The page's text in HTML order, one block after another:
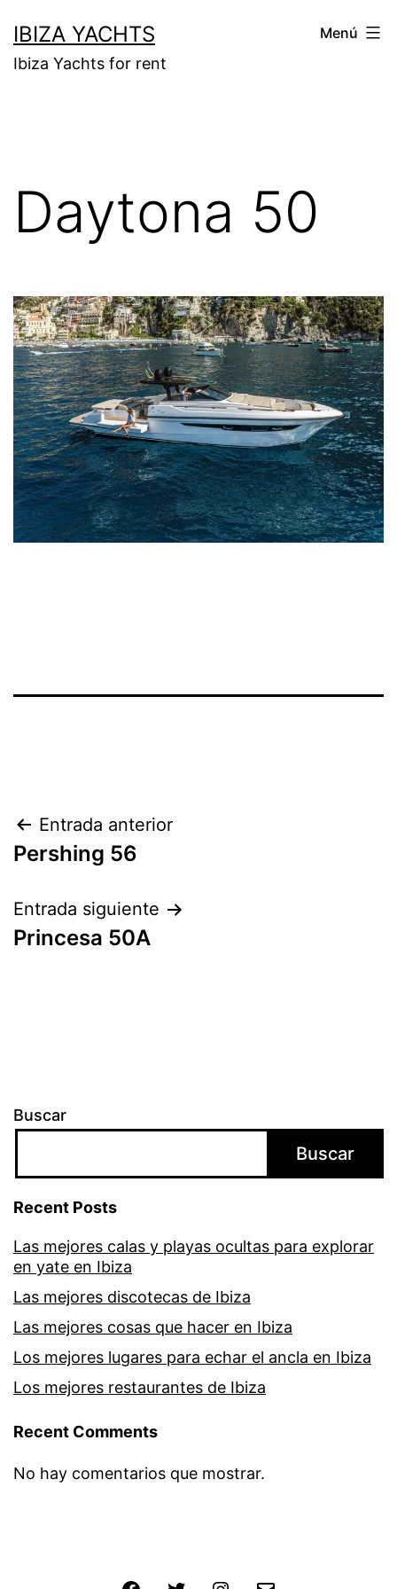
contenido
IBIZA YACHTS
Ibiza Yachts for rent
Menú
Daytona 50
Navegación
de
entradas
Entrada anterior
Pershing 56
Entrada siguiente
Princesa 50A
Buscar
Buscar
Recent Posts
Las mejores calas y playas ocultas para explorar
en yate en Ibiza
Las mejores discotecas de Ibiza
Las mejores cosas que hacer en Ibiza
Los mejores lugares para echar el ancla en Ibiza
Los mejores restaurantes de Ibiza
Recent Comments
No hay comentarios que mostrar.